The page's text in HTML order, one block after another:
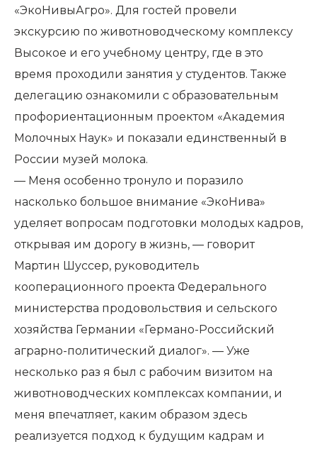
«ЭкоНивыАгро». Для гостей провели
экскурсию по животноводческому комплексу
Высокое и его учебному центру, где в это
время проходили занятия у студентов. Также
делегацию ознакомили с образовательным
профориентационным проектом «Академия
Молочных Наук» и показали единственный в
России музей молока.
— Меня особенно тронуло и поразило
насколько большое внимание «ЭкоНива»
уделяет вопросам подготовки молодых кадров,
открывая им дорогу в жизнь, — говорит
Мартин Шуссер, руководитель
кооперационного проекта Федерального
министерства продовольствия и сельского
хозяйства Германии «Германо-Российский
аграрно-политический диалог». — Уже
несколько раз я был с рабочим визитом на
животноводческих комплексах компании, и
меня впечатляет, каким образом здесь
реализуется подход к будущим кадрам и